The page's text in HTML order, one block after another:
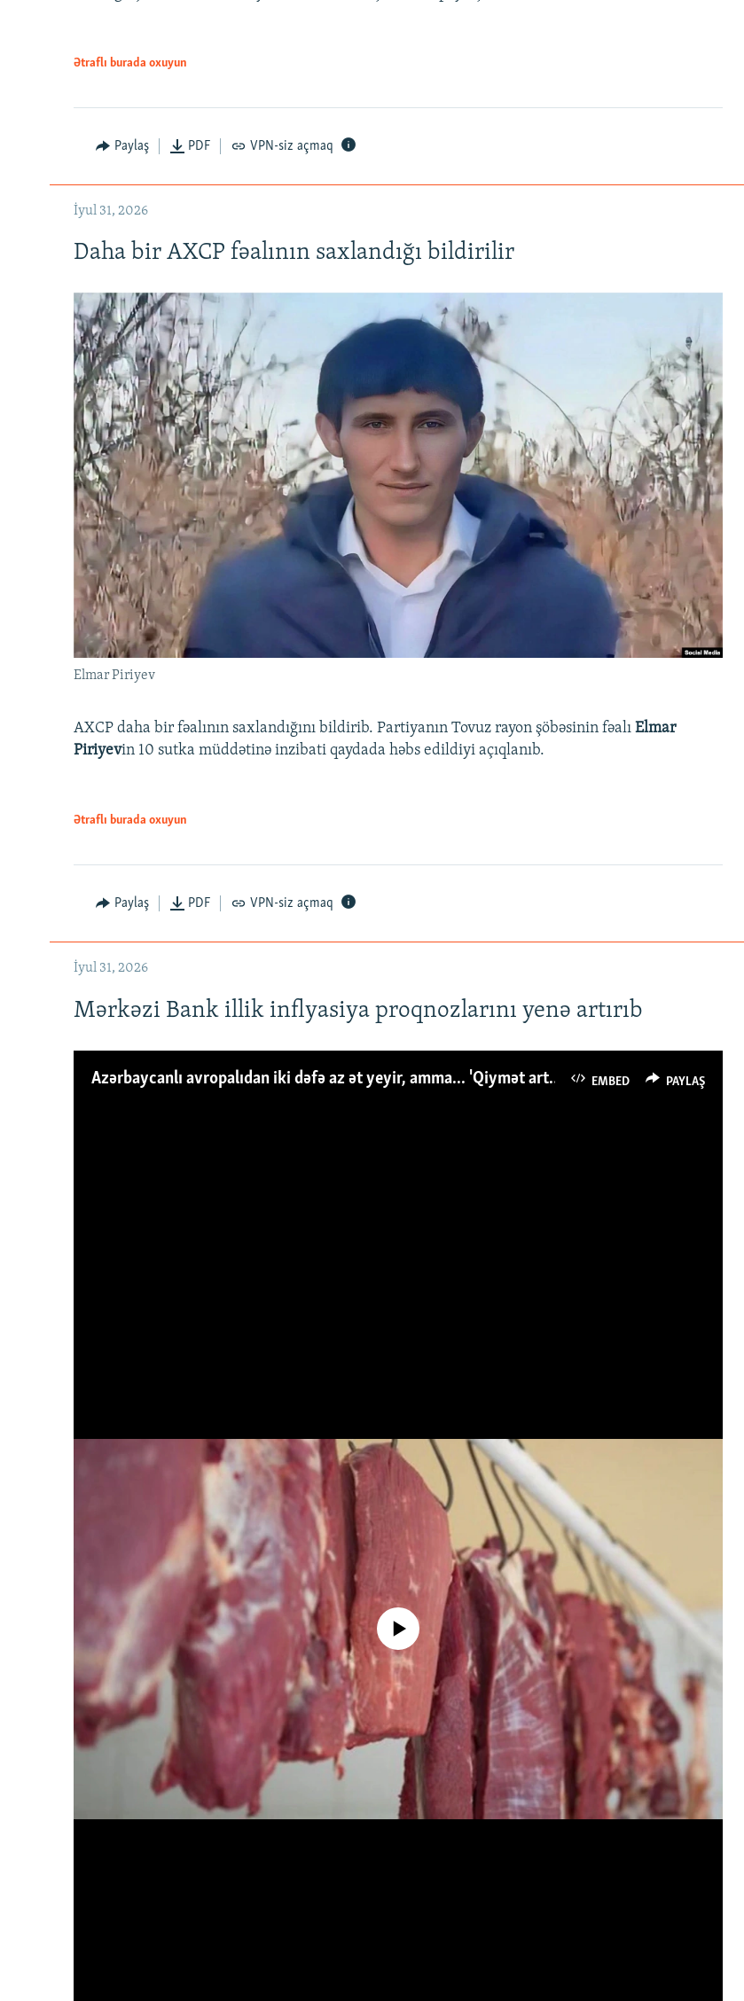
Ətraflı burada oxuyun
Paylaş PDF VPN-siz açmaq
İyul 31, 2026
Daha bir AXCP fəalının saxlandığı bildirilir
Elmar Piriyev
AXCP daha bir fəalının saxlandığını bildirib. Partiyanın Tovuz rayon şöbəsinin fəalı Elmar
Piriyevin 10 sutka müddətinə inzibati qaydada həbs edildiyi açıqlanıb.
Ətraflı burada oxuyun
Paylaş PDF VPN-siz açmaq
İyul 31, 2026
Mərkəzi Bank illik inflyasiya proqnozlarını yenə artırıb
EMBED PAYLAŞ
Azərbaycanlı avropalıdan iki dəfə az ət yeyir, amma... 'Qiymət artımı qaçılmazdır'
No media source currently available